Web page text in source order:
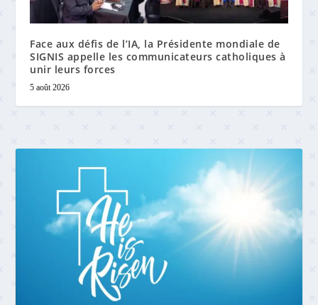
Face aux défis de l’IA, la Présidente mondiale de
SIGNIS appelle les communicateurs catholiques à
unir leurs forces
5 août 2026